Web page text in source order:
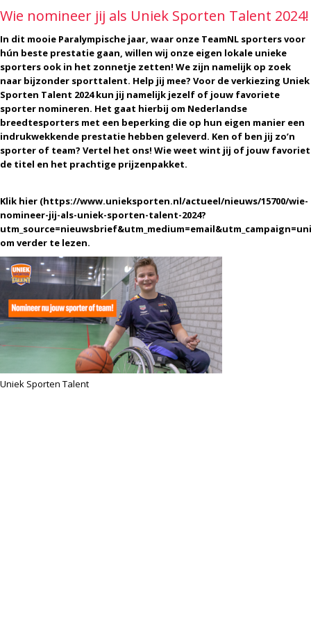
Wie nomineer jij als Uniek Sporten Talent 2024!
In dit mooie Paralympische jaar, waar onze TeamNL sporters voor
hún beste prestatie gaan, willen wij onze eigen lokale unieke
sporters ook in het zonnetje zetten! We zijn namelijk op zoek
naar bijzonder sporttalent. Help jij mee? Voor de verkiezing Uniek
Sporten Talent 2024 kun jij namelijk jezelf of jouw favoriete
sporter nomineren. Het gaat hierbij om Nederlandse
breedtesporters met een beperking die op hun eigen manier een
indrukwekkende prestatie hebben geleverd. Ken of ben jij zo’n
sporter of team? Vertel het ons! Wie weet wint jij of jouw favoriet
de titel en het prachtige prijzenpakket.
Klik hier (https://www.unieksporten.nl/actueel/nieuws/15700/wie-
nomineer-jij-als-uniek-sporten-talent-2024?
om verder te lezen.
Uniek Sporten Talent